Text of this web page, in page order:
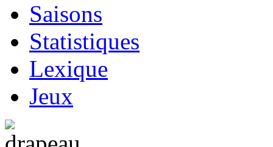
Saisons
Statistiques
Lexique
Jeux